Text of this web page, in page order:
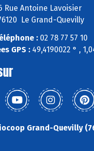
Rue Antoine Lavoisier
Le Grand-Quevilly
:02 78 77 57 10
GPS :49,4190022 ° ,
Grand-Quevilly